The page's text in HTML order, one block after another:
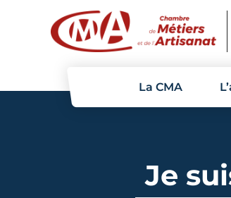
La CMA
Je
Panneau de gestion des cookies